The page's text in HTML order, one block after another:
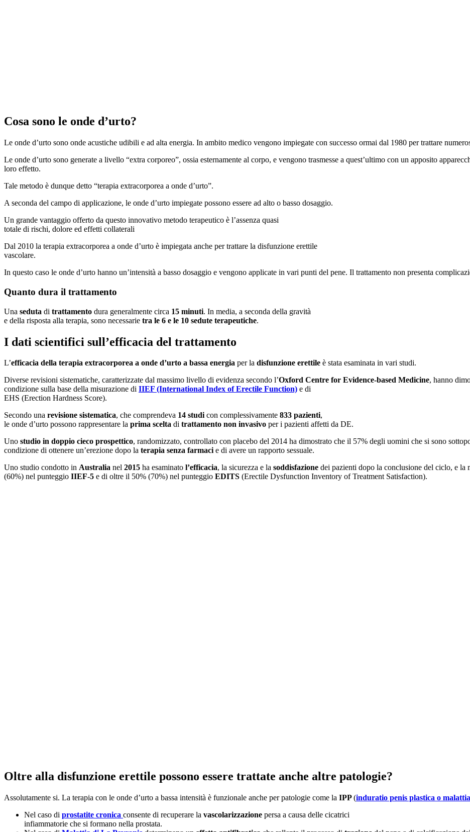
Cosa sono le onde d’urto?
Le onde d’urto sono onde acustiche udibili e ad alta energia. In ambito medico vengono impiegate con successo ormai dal 1980 per trattare
Le onde d’urto sono generate a livello “extra corporeo”, ossia esternamente al corpo, e vengono trasmesse a quest’ultimo con un apposito
loro effetto.
Tale metodo è dunque detto “terapia extracorporea a onde d’urto”.
A seconda del campo di applicazione, le onde d’urto impiegate possono essere ad alto o basso dosaggio.
Un grande vantaggio offerto da questo innovativo metodo terapeutico è l’assenza quasi
totale di rischi, dolore ed effetti collaterali
Dal 2010 la terapia extracorporea a onde d’urto è impiegata anche per trattare la disfunzione erettile
vascolare.
In questo caso le onde d’urto hanno un’intensità a basso dosaggio e vengono applicate in vari punti del pene. Il trattamento non presenta
Quanto dura il trattamento
Una seduta di trattamento dura generalmente circa 15 minuti. In media, a seconda della gravità
e della risposta alla terapia, sono necessarie tra le 6 e le 10 sedute terapeutiche.
I dati scientifici sull’efficacia del trattamento
L’efficacia della terapia extracorporea a onde d’urto a bassa energia per la disfunzione erettile è stata esaminata in vari studi.
Diverse revisioni sistematiche, caratterizzate dal massimo livello di evidenza secondo l’Oxford Centre for Evidence-based Medicine, hanno
condizione sulla base della misurazione di IIEF (International Index of Erectile Function) e di
EHS (Erection Hardness Score).
Secondo una revisione sistematica, che comprendeva 14 studicon complessivamente 833 pazienti,
le onde d’urto possono rappresentare la prima scelta di trattamento non invasivo per i pazienti affetti da DE.
Uno studio in doppio cieco prospettico, randomizzato, controllato con placebo del 2014 ha dimostrato che il 57% degli uomini che si sono
condizione di ottenere un’erezione dopo la terapia senza farmacie di avere un rapporto sessuale.
Uno studio condotto in Australia nel 2015 ha esaminato l’efficacia, la sicurezza e la soddisfazione dei pazienti dopo la conclusione del ciclo, e
(60%) nel punteggio IIEF-5 e di oltre il 50% (70%) nel punteggio EDITS (Erectile Dysfunction Inventory of Treatment Satisfaction).
Oltre alla disfunzione erettile possono essere trattate anche altre patologie?
Assolutamente si. La terapia con le onde d’urto a bassa intensità è funzionale anche per patologie come la IPP(induratio penis plastica o
Nel caso di prostatite cronica consente di recuperare la vascolarizzazione persa a causa delle cicatrici
infiammatorie che si formano nella prostata.